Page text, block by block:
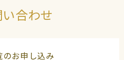
い合わせ
のお申し込み